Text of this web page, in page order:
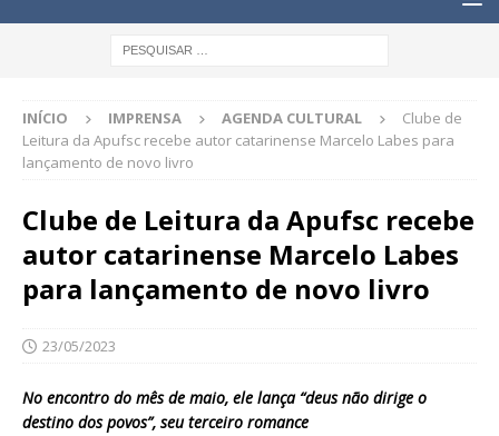
INÍCIO IMPRENSA AGENDA CULTURAL
Clube de
Leitura da Apufsc recebe autor catarinense Marcelo Labes para
lançamento de novo livro
Clube de Leitura da Apufsc recebe
autor catarinense Marcelo Labes
para lançamento de novo livro
23/05/2023
No encontro do mês de maio, ele lança “deus não dirige o
destino dos povos”, seu terceiro romance